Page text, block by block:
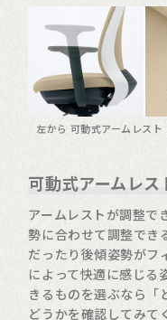
左から 可動式アームレス
可動式アームレス
アームレストが調整で
勢に合わせて調整でき
だったり後傾姿勢がフ
によって快適に感じる
きるものを選ぶなら「
どうかを確認してみて